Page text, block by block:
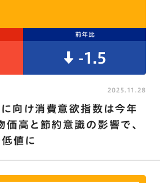
前年比
-1.5
向け消費意欲指数は今年
価高と節約意識の影響で､
値に
2025.11.28